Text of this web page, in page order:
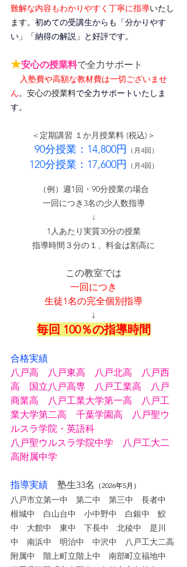
難解な内容もわかりやすく丁寧に指導いたし
ます。 初めての受講生からも「分かりやす
い」「納得の解説」と好評です。
★安心の授業料で全力サポート
入塾費や高額な教材費は一切ございませ
ん。 安心の授業料で全力サポートいたしま
す。
＜定期講習 １か月授業料 (税込)＞
90分授業：14,800円 （月4回）
120分授業：17,600円 （月4回）
（例）週1回・90分授業の場合
一回につき3名の少人数指導
↓
1人あたり実質30分の授業
指導時間３分の１、料金は割高に
この教室では
一回につき
生徒1名の完全個別指導
↓
毎回 100％の指導時間
合格実績
八戸高　八戸東高　八戸北高　八戸西
高　国立八戸高専　八戸工業高　八戸
商業高　八戸工業大学第一高　八戸工
業大学第二高　千葉学園高　八戸聖ウ
ルスラ学院・英語科
八戸聖ウルスラ学院中学　八戸工大二
高附属中学
指導実績 塾生33名 （2026年5月）
八戸市立第一中　第二中　第三中　長者中
根城中　白山台中　小中野中　白銀中　鮫
中　大館中　東中　下長中　北稜中　是川
中　南浜中　明治中　中沢中　八戸工大二高
附属中　階上町立階上中　南部町立福地中